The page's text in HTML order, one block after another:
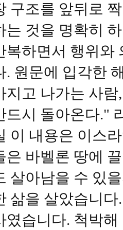
구조를 앞뒤로
는 것을 명확히
복하면서 행위와
. 원문에 입각한
지고 나가는 사
드시 돌아온다."
이 내용은 이스
은 바벨론 땅에
살아남을 수 있
삶을 살았습니
였습니다. 척박